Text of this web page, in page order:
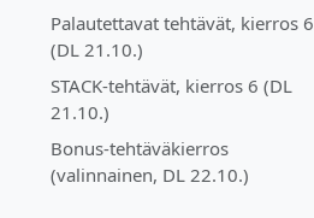
Palautettavat tehtävät, kierros 6
(DL 21.10.)
STACK-tehtävät, kierros 6 (DL
21.10.)
Bonus-tehtäväkierros
(valinnainen, DL 22.10.)